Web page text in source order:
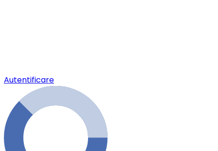
Autentificare